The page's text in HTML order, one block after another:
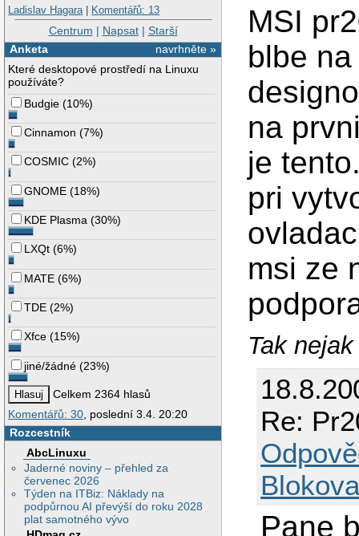
Ladislav Hagara | Komentářů: 13
Centrum | Napsat| Starší
navrhněte »
Anketa
Které desktopové prostředí na Linuxu
používáte?
Budgie (10%)
Cinnamon (7%)
COSMIC (2%)
GNOME (18%)
KDE Plasma (30%)
LXQt (6%)
MATE (6%)
TDE (2%)
Xfce (15%)
jiné/žádné (23%)
Celkem 2364 hlasů
Komentářů: 30, poslední 3.4. 20:20
Rozcestník
AbcLinuxu
Jaderné noviny – přehled za
červenec 2026
Týden na ITBiz: Náklady na
podpůrnou AI převýší do roku 2028
plat samotného vývo
MSI
blbe
na
je
pri
msi ze
Tak
Re:
Pane